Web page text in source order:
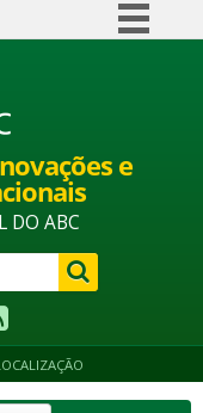
à informação
Legislação
Canais
e
DO ABC